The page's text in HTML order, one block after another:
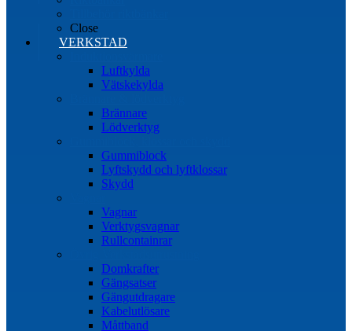
Close
VERKSTAD
Luftkylda
Vätskekylda
Brännare
Lödverktyg
Gummiblock
Lyftskydd och lyftklossar
Skydd
Vagnar
Verktygsvagnar
Rullcontainrar
Domkrafter
Gängsatser
Gängutdragare
Kabelutlösare
Måttband